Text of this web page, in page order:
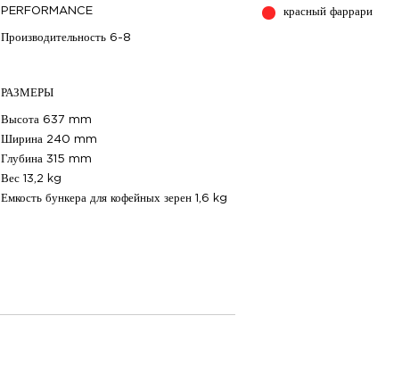
PERFORMANCE
Производительность 6-8
РАЗМЕРЫ
Высота 637 mm
Ширина 240 mm
Глубина 315 mm
Вес 13,2 kg
Емкость бункера для кофейных зерен 1,6 kg
красный фаррари